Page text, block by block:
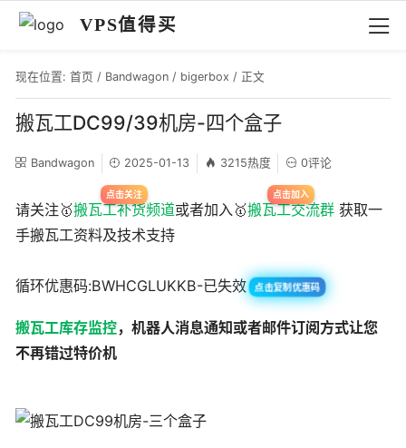
VPS值得买
现在位置: 首页 / Bandwagon / bigerbox / 正文
搬瓦工DC99/39机房-四个盒子
Bandwagon 2025-01-13 3215热度 0评论
请关注🥇搬瓦工补货频道或者加入🥇搬瓦工交流群 获取一
手搬瓦工资料及技术支持
循环优惠码:BWHCGLUKKB-已失效 点击复制优惠码
搬瓦工库存监控，机器人消息通知或者邮件订阅方式让您
不再错过特价机